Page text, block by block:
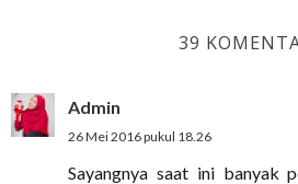
39
Admin
26 Mei 2016 pukul 18.26
Sayangnya saat ini banyak